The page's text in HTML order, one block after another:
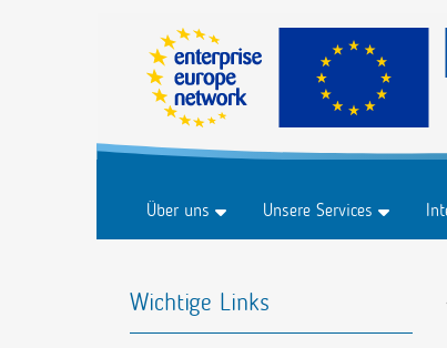
Über uns
FAQ
Unsere Services
Innovation & Technologie
Forschung & Entwicklung
Wichtige Links